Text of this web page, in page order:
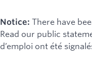
Notice: There have
Read our public
d’emploi ont été